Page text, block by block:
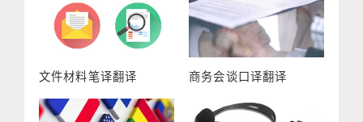
文件材料笔译翻译 商务会谈口译翻译